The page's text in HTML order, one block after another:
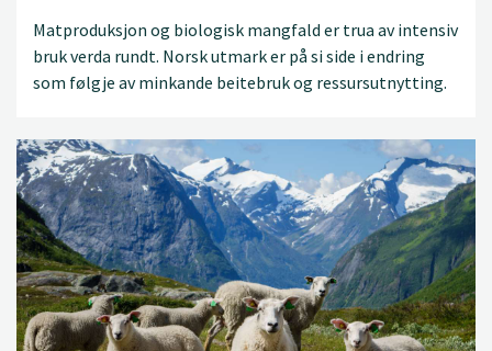
Matproduksjon og biologisk mangfald er trua av intensiv
bruk verda rundt. Norsk utmark er på si side i endring
som følgje av minkande beitebruk og ressursutnytting.